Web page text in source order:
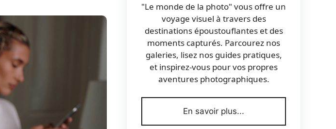
"Le monde de la photo" vous offre un
voyage visuel à travers des
destinations époustouflantes et des
moments capturés. Parcourez nos
galeries, lisez nos guides pratiques,
et inspirez-vous pour vos propres
aventures photographiques.
En savoir plus...